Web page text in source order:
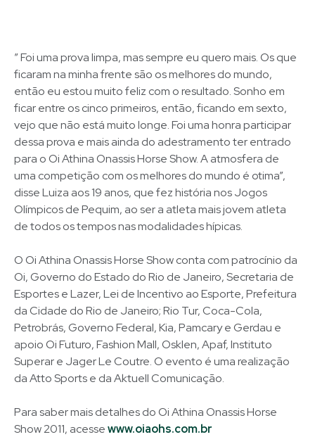
” Foi uma prova limpa, mas sempre eu quero mais. Os que
ficaram na minha frente são os melhores do mundo,
então eu estou muito feliz com o resultado. Sonho em
ficar entre os cinco primeiros, então, ficando em sexto,
vejo que não está muito longe. Foi uma honra participar
dessa prova e mais ainda do adestramento ter entrado
para o Oi Athina Onassis Horse Show. A atmosfera de
uma competição com os melhores do mundo é otima”,
disse Luiza aos 19 anos, que fez história nos Jogos
Olímpicos de Pequim, ao ser a atleta mais jovem atleta
de todos os tempos nas modalidades hípicas.
O Oi Athina Onassis Horse Show conta com patrocínio da
Oi, Governo do Estado do Rio de Janeiro, Secretaria de
Esportes e Lazer, Lei de Incentivo ao Esporte, Prefeitura
da Cidade do Rio de Janeiro; Rio Tur, Coca-Cola,
Petrobrás, Governo Federal, Kia, Pamcary e Gerdau e
apoio Oi Futuro, Fashion Mall, Osklen, Apaf, Instituto
Superar e Jager Le Coutre. O evento é uma realização
da Atto Sports e da Aktuell Comunicação.
Para saber mais detalhes do Oi Athina Onassis Horse
Show 2011, acessewww.oiaohs.com.br